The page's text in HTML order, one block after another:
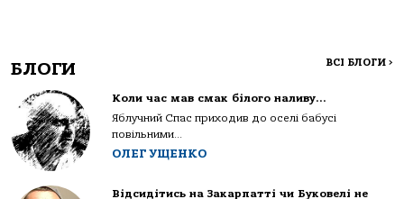
БЛОГИ ВСІ БЛОГИ >
Коли час мав смак білого наливу…
Яблучний Спас приходив до оселі бабусі
повільними...
ОЛЕГ УЩЕНКО
Відсидітись на Закарпатті чи Буковелі не